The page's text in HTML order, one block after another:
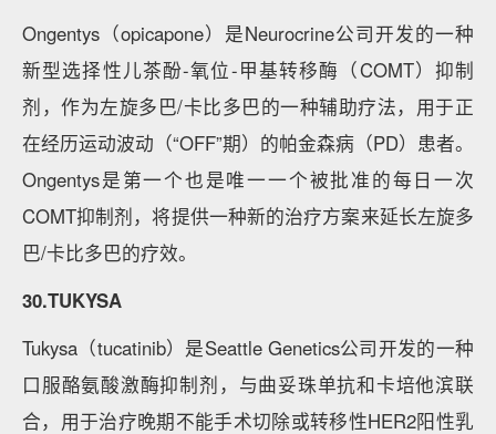
Ongentys（opicapone）是Neurocrine公司开发的一种
新型选择性儿茶酚-氧位-甲基转移酶（COMT）抑制
剂，作为左旋多巴/卡比多巴的一种辅助疗法，用于正
在经历运动波动（“OFF”期）的帕金森病（PD）患者。
Ongentys是第一个也是唯一一个被批准的每日一次
COMT抑制剂，将提供一种新的治疗方案来延长左旋多
巴/卡比多巴的疗效。
30.TUKYSA
Tukysa（tucatinib）是Seattle Genetics公司开发的一种
口服酪氨酸激酶抑制剂，与曲妥珠单抗和卡培他滨联
合，用于治疗晚期不能手术切除或转移性HER2阳性乳